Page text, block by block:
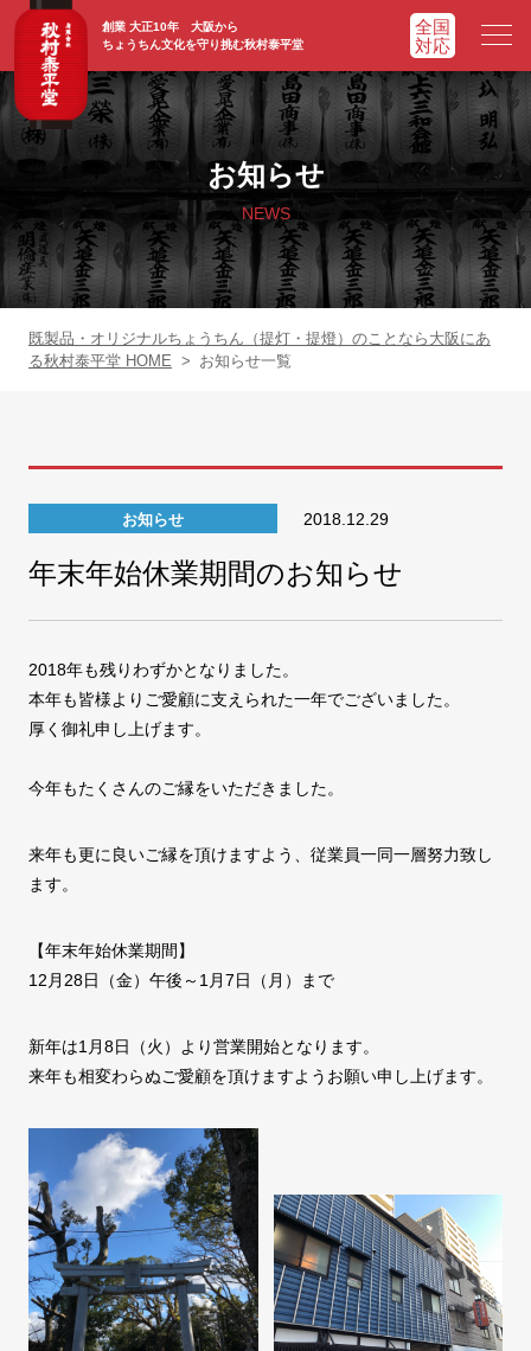
創業 大正10年 大阪から
ちょうちん文化を守り挑む秋村泰平堂
ホーム HOME
ADVATAGE
提灯一覧 CHOCHIN
FAX注文 お問い合わせ
お知らせ
NEWS
既製品・オリジナルちょうちん（提灯・提燈）のことなら大阪にあ
る秋村泰平堂 HOME > お知らせ一覧
お知らせ 2018.12.29
年末年始休業期間のお知らせ
2018年も残りわずかとなりました。
本年も皆様よりご愛顧に支えられた一年でございました。
厚く御礼申し上げます。
今年もたくさんのご縁をいただきました。
来年も更に良いご縁を頂けますよう、従業員一同一層努力致し
ます。
【年末年始休業期間】
12月28日（金）午後～1月7日（月）まで
新年は1月8日（火）より営業開始となります。
来年も相変わらぬご愛顧を頂けますようお願い申し上げます。